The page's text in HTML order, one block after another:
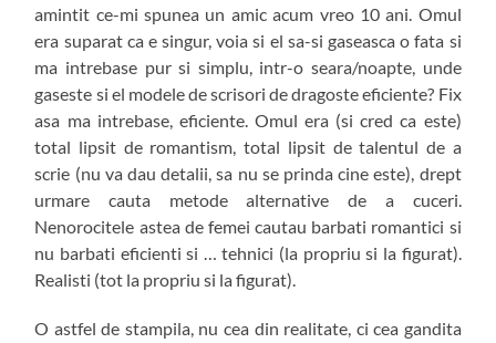
amintit ce-mi spunea un amic acum vreo 10 ani. Omul
era suparat ca e singur, voia si el sa-si gaseasca o fata si
ma intrebase pur si simplu, intr-o seara/noapte, unde
gaseste si el modele de scrisori de dragoste eficiente? Fix
asa ma intrebase, eficiente. Omul era (si cred ca este)
total lipsit de romantism, total lipsit de talentul de a
scrie (nu va dau detalii, sa nu se prinda cine este), drept
urmare cauta metode alternative de a cuceri.
Nenorocitele astea de femei cautau barbati romantici si
nu barbati eficienti si … tehnici (la propriu si la figurat).
Realisti (tot la propriu si la figurat).
O astfel de stampila, nu cea din realitate, ci cea gandita